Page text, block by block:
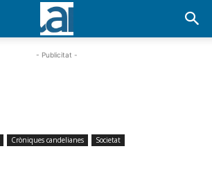
- Publicitat -
Cròniques candelianes Societat